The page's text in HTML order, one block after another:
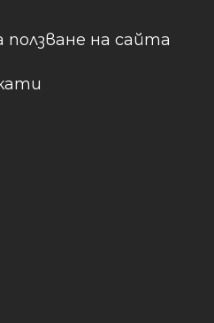
ползване на сайта